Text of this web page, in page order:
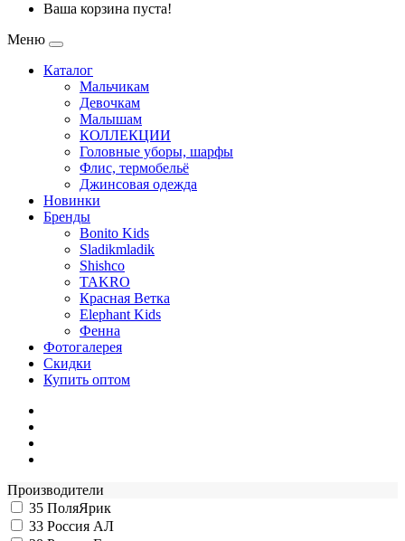
Ваша корзина пуста!
Меню
Каталог
Мальчикам
Девочкам
Малышам
КОЛЛЕКЦИИ
Головные уборы, шарфы
Флис, термобельё
Джинсовая одежда
Новинки
Бренды
Bonito Kids
Sladikmladik
Shishco
TAKRO
Красная Ветка
Elephant Kids
Фенна
Фотогалерея
Скидки
Купить оптом
Производители
35 ПоляЯрик
33 Россия АЛ